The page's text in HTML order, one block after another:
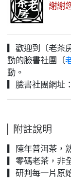
謝謝
▎歡迎到〔老茶
動的臉書社團〔
動。
▎臉書社團網址：
附註說明
▎陳年普洱茶，
▎零碼老茶，非
▎研判每一片原